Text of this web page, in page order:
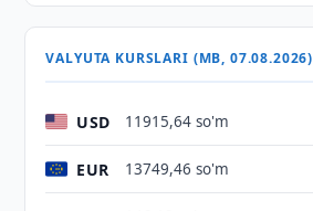
VALYUTA KURSLARI (MB, 07.08.2026)
USD 11915,64 so'm
EUR 13749,46 so'm